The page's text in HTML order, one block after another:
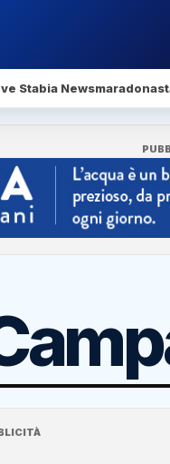
Stabia Newsmaradona